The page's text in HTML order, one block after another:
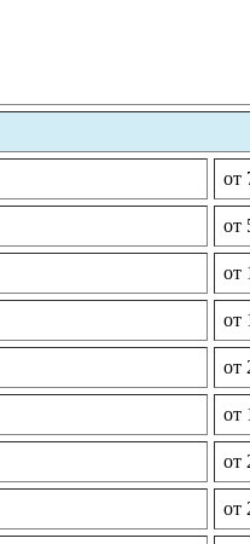
от
от
от
от
от
от
от
от